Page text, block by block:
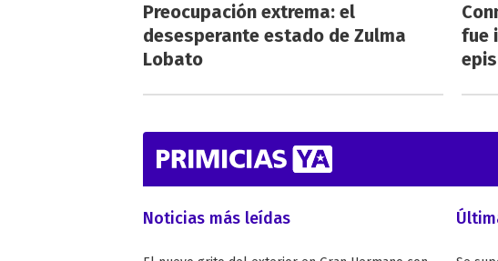
Preocupación extrema: el
desesperante estado de Zulma
Lobato
fue
Noticias más leídas